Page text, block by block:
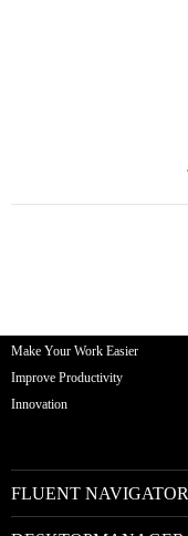
Make Your Work Easier
Improve Productivity
Innovation
FLUENT NAVIGATOR